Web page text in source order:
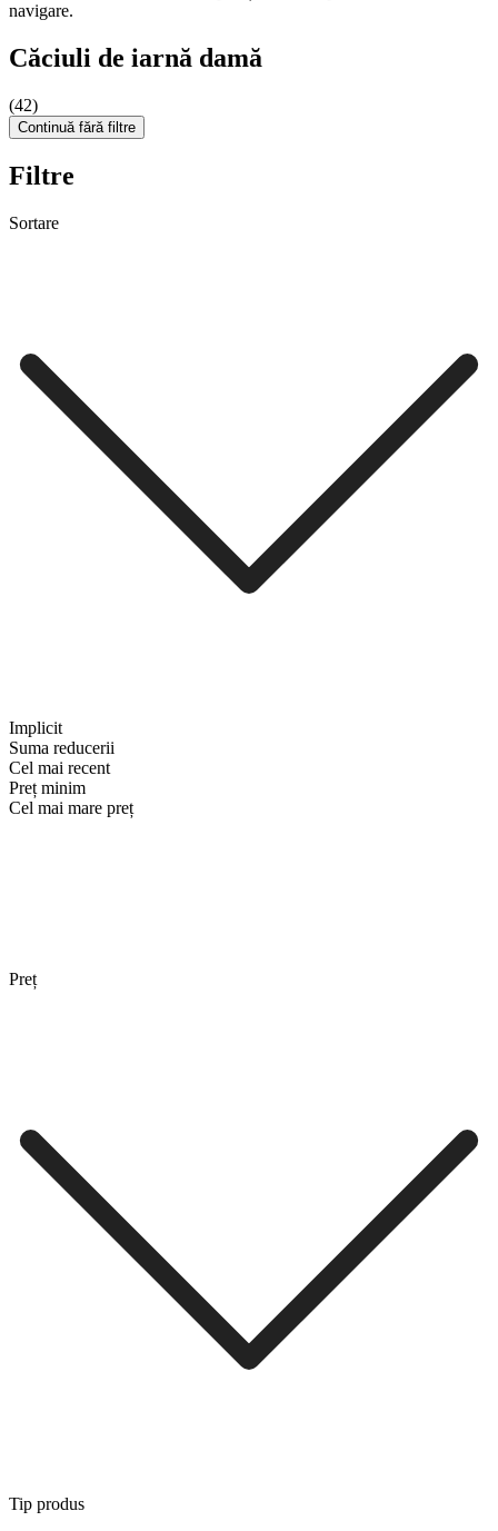
navigare.
Căciuli de iarnă damă
(42)
Continuă fără filtre
Filtre
Sortare
Implicit
Suma reducerii
Cel mai recent
Preț minim
Cel mai mare preț
Preț
Tip produs